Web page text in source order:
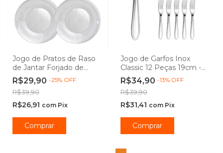
Jogo de Pratos de Raso
de Jantar Forjado de
Vidro 22cm - Durax
R$29,90 -25% OFF
R$39,90
R$26,91 com Pix
Comprar
Jogo de Garfos Inox
Classic 12 Peças 19cm -
Class Home
R$34,90 -13% OFF
R$39,90
R$31,41 com Pix